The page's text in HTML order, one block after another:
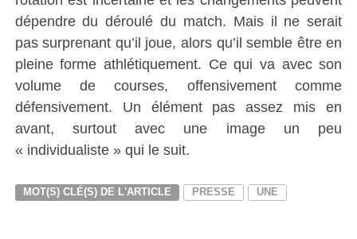
dépendre du déroulé du match. Mais il ne serait
pas surprenant qu’il joue, alors qu’il semble être en
pleine forme athlétiquement. Ce qui va avec son
volume de courses, offensivement comme
défensivement. Un élément pas assez mis en
avant, surtout avec une image un peu
« individualiste » qui le suit.
MOT(S) CLÉ(S) DE L'ARTICLE PRESSE UNE